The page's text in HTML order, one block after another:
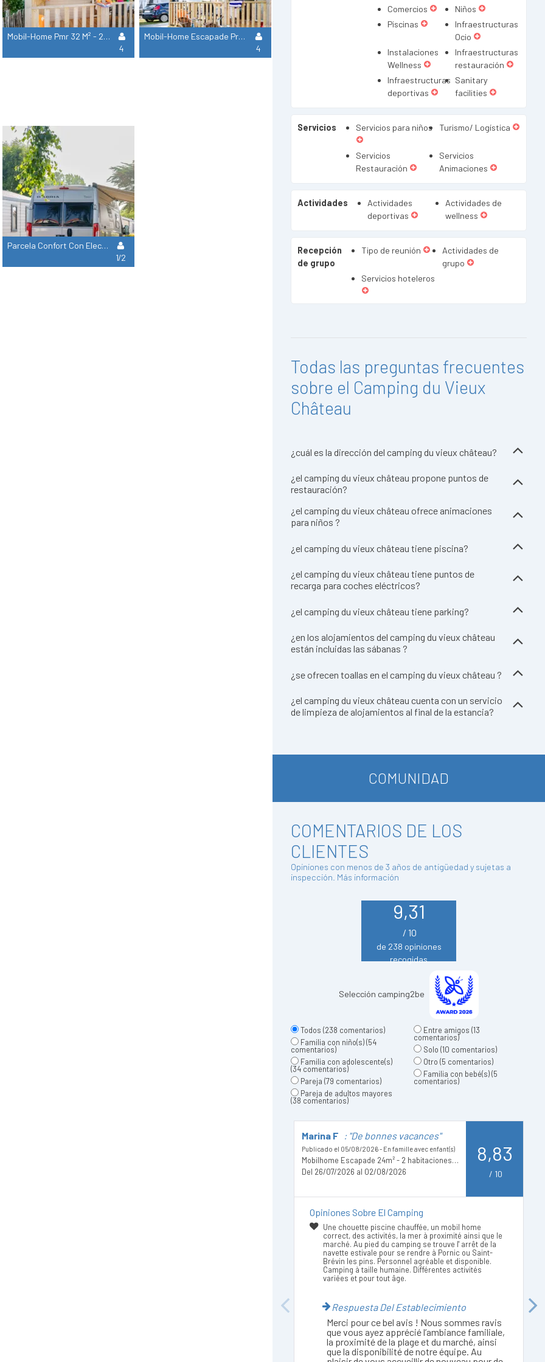
Mobil-Home Pmr 32 M² - 2 Habitaciones + Televisión Y Lavavajillas
4
Mobil-Home Escapade Premium 27 M² - 2 Habitaciones + Televisión
4
Parcela Confort Con Electricidad +1 Coche +Tienda, Caravana, Autocaravana
1/2
Comercios
Niños
Piscinas
Infraestructuras
Ocio
Instalaciones
Wellness
Infraestructuras
restauración
Infraestructuras
deportivas
Sanitary
facilities
Servicios Servicios para niños Turismo/ Logística
Servicios
Restauración
Servicios
Animaciones
Actividades
Actividades
deportivas
Actividades de
wellness
Recepción
de grupo
Tipo de reunión
Actividades de
grupo
Servicios hoteleros
Todas las preguntas frecuentes
sobre el Camping du Vieux
Château
¿cuál es la dirección del camping du vieux château?
¿el camping du vieux château propone puntos de
restauración?
¿el camping du vieux château ofrece animaciones
para niños ?
¿el camping du vieux château tiene piscina?
¿el camping du vieux château tiene puntos de
recarga para coches eléctricos?
¿el camping du vieux château tiene parking?
¿en los alojamientos del camping du vieux château
están incluidas las sábanas ?
¿se ofrecen toallas en el camping du vieux château ?
¿el camping du vieux château cuenta con un servicio
de limpieza de alojamientos al final de la estancia?
COMUNIDAD
COMENTARIOS DE LOS
CLIENTES
Opiniones con menos de 3 años de antigüedad y sujetas a
inspección. Más información
9,31
/ 10
de 238 opiniones
recogidas
Selección camping2be
Todos (238 comentarios)
Familia con niño(s)(54
comentarios)
Familia con adolescente(s)
(34 comentarios)
Pareja (79 comentarios)
Pareja de adultos mayores
(38 comentarios)
Entre amigos (13
comentarios)
Solo (10 comentarios)
Otro (5 comentarios)
Familia con bebé(s)(5
comentarios)
Previous
Marina F : "De bonnes vacances"
Publicado el 05/08/2026 - En famille avec enfant(s)
Mobilhome Escapade 24m² - 2 habitaciones + TV
Del 26/07/2026 al 02/08/2026
8,83
/ 10
Opiniones Sobre El Camping
Une chouette piscine chauffée, un mobil home
correct, des activités, la mer à proximité ainsi que le
marché. Au pied du camping se trouve l' arrêt de la
navette estivale pour se rendre à Pornic ou Saint-
Brévin les pins. Personnel agréable et disponible.
Camping à taille humaine. Différentes activités
variées et pour tout âge.
Respuesta Del Establecimiento
Merci pour ce bel avis ! Nous sommes ravis
que vous ayez apprécié l’ambiance familiale,
la proximité de la plage et du marché, ainsi
que la disponibilité de notre équipe. Au
Next